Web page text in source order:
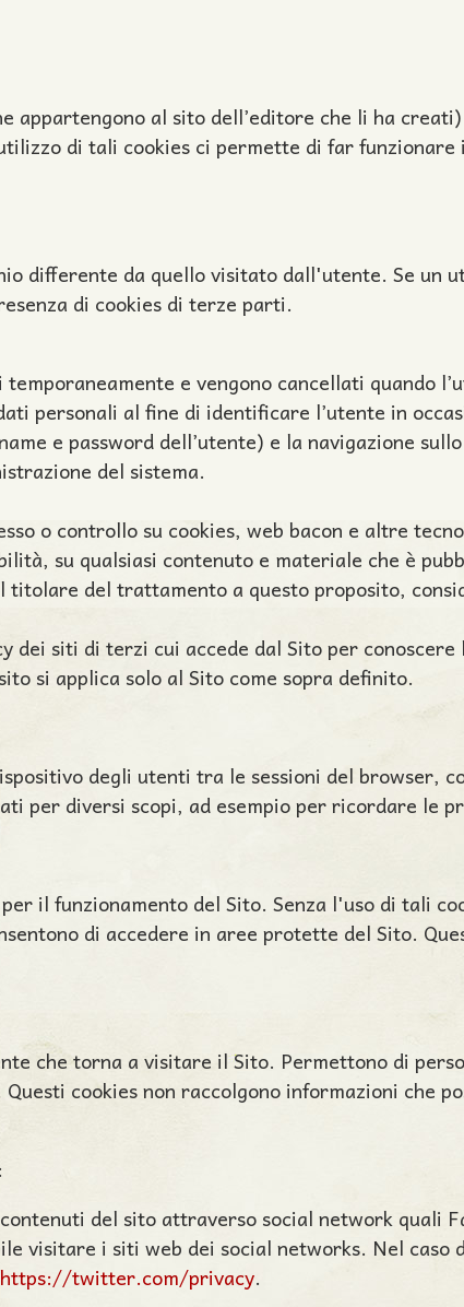
appartengono al sito dell’editore che li ha
di tali cookies ci permette di far
differente da quello visitato dall'utente. Se un
di cookies di terze parti.
temporaneamente e vengono cancellati quando
personali al fine di identificare l’utente in
e password dell’utente) e la navigazione
del sistema.
o controllo su cookies, web bacon e altre
su qualsiasi contenuto e materiale che è
del trattamento a questo proposito,
dei siti di terzi cui accede dal Sito per
si applica solo al Sito come sopra definito.
degli utenti tra le sessioni del browser,
per diversi scopi, ad esempio per ricordare le
il funzionamento del Sito. Senza l'uso di tali
di accedere in aree protette del Sito.
che torna a visitare il Sito. Permettono di
cookies non raccolgono informazioni che
:
del sito attraverso social network quali
visitare i siti web dei social networks. Nel
https://twitter.com/privacy.